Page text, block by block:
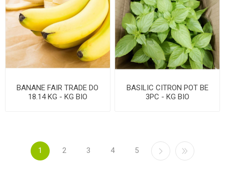
BANANE FAIR TRADE DO
18.14 KG - KG BIO
BASILIC CITRON POT BE
3PC - KG BIO
1 2 3 4 5